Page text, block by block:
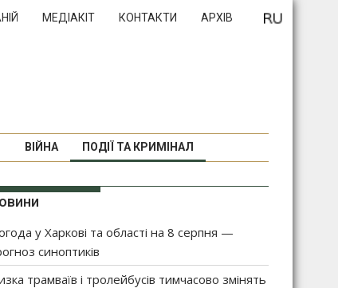
МЕДІАКІТ КОНТАКТИ АРХІВ
ВІЙНА ПОДІЇ ТА КРИМІНАЛ
у Харкові та області на 8 серпня —
синоптиків
трамваїв і тролейбусів тимчасово змінять